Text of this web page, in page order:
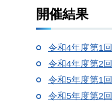
開催結果
令和4年度第1
令和4年度第2
令和5年度第1
令和5年度第2